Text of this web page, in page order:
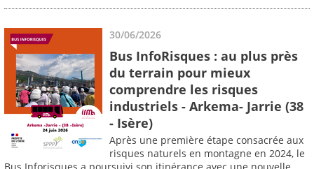
30/06/2026
Bus InfoRisques : au plus près
du terrain pour mieux
comprendre les risques
industriels - Arkema- Jarrie (38
- Isère)
Après une première étape consacrée aux
risques naturels en montagne en 2024, le